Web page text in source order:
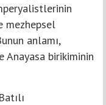
mezhepsel
anlamı,
Anayasa birikiminin